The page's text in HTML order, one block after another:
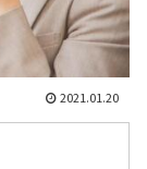
2021.01.20